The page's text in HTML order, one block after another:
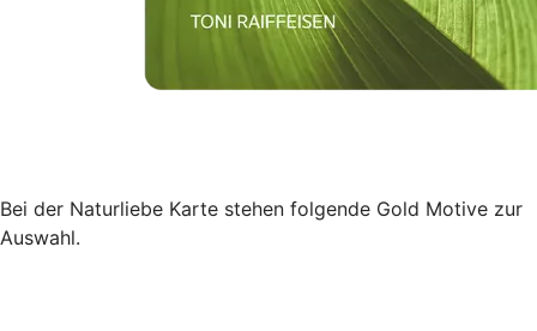
Bei der Naturliebe Karte stehen folgende Gold Motive zur
Auswahl.